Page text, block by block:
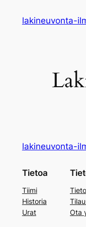
sisältöön
lakineuvonta-
lakineuvonta-
Tietoa
Tiimi
Historia
Urat
Ota